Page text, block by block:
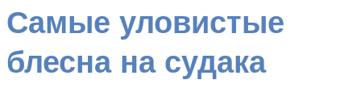
Самые уловистые
блесна на судака